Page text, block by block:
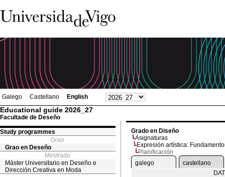
Galego Castellano English
Educational guide 2026_27
Facultade de Deseño
Study programmes
Grao
Grao en Deseño
Mestrado
Máster Universitario en Deseño e
Dirección Creativa en Moda
Grado en Diseño
Asignaturas
Expresión artística:
Planificación
galego
castellano